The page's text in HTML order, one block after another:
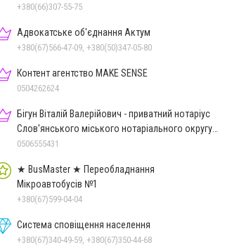
+380(66)307-55-75
Адвокатське об'єднання Актум
+380(67)566-47-09, +380(50)347-05-80
Контент агентство MAKE SENSE
0504262624
Бігун Віталій Валерійович - приватний нотаріус
Слов'янського міського нотаріального округу
Дон.обл.
0506555431
★ BusMaster ★ Переобладнання
Мікроавтобусів №1
+380(67)599-04-04
Система сповіщення населення
+380(67)340-49-59, +380(67)350-44-68